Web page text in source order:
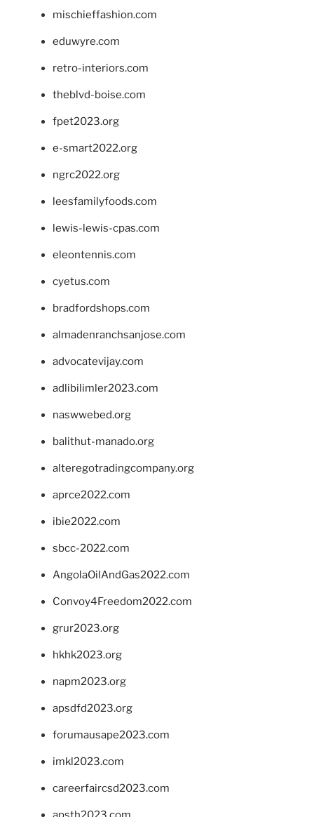
mischieffashion.com
eduwyre.com
retro-interiors.com
theblvd-boise.com
fpet2023.org
e-smart2022.org
ngrc2022.org
leesfamilyfoods.com
lewis-lewis-cpas.com
eleontennis.com
cyetus.com
bradfordshops.com
almadenranchsanjose.com
advocatevijay.com
adlibilimler2023.com
naswwebed.org
balithut-manado.org
alteregotradingcompany.org
aprce2022.com
ibie2022.com
sbcc-2022.com
AngolaOilAndGas2022.com
Convoy4Freedom2022.com
grur2023.org
hkhk2023.org
napm2023.org
apsdfd2023.org
forumausape2023.com
imkl2023.com
careerfaircsd2023.com